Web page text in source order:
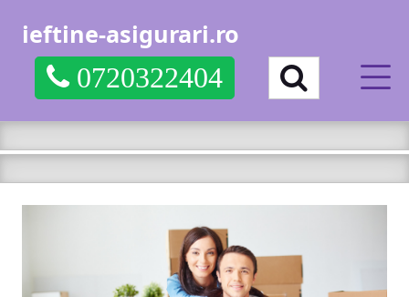
ieftine-asigurari.ro
0720322404